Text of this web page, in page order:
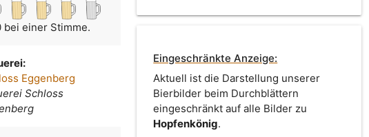
bei einer Stimme.
Eggenberg
Schloss
Eingeschränkte Anzeige:
Aktuell ist die Darstellung unserer
Bierbilder beim Durchblättern
eingeschränkt auf alle Bilder zu
Hopfenkönig.